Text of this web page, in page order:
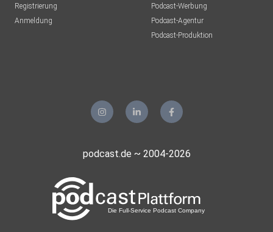
Registrierung
Anmeldung
Podcast-Werbung
Podcast-Agentur
Podcast-Produktion
podcast.de ~ 2004-2026